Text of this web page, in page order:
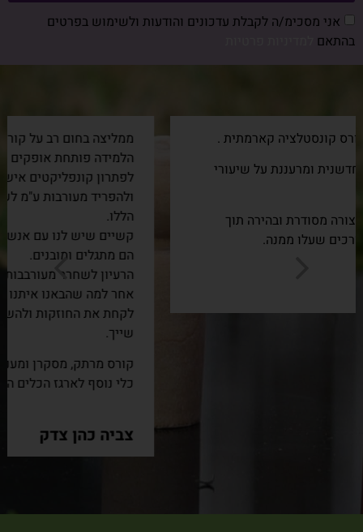
אני מסכימ/ה לקבלת עדכונים והודעות ולשימוש בפרטים
בהתאם
ממליצה בחום רב על קורס הקונסטלציה הקארמתית.
הלמידה פותחת אופקים חדשים וחשיבה אחרת ושונה
לפתרון קונפליקטים אישיים, הבנה מאיפה הם מגיעים
ולהפריד מעורבות ע"מ לשחרר את הקושי שהגיע לחיים
הללו.
קשיים שיש לנו עם אנשים, שהם תולדה של העבר, גם
הרעיון לשחרר מעורבבות ולהפריד בין מה שקרה בגלגול
לקחת את החוזקות ולהשאיר את הקושי במקום אליו הוא
כלי נוסף לארגז הכלים התורם לרווחתו של האדם.